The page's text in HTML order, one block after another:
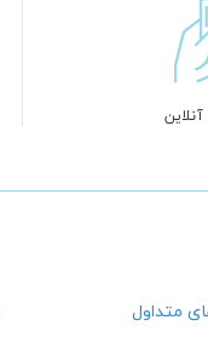
متداول